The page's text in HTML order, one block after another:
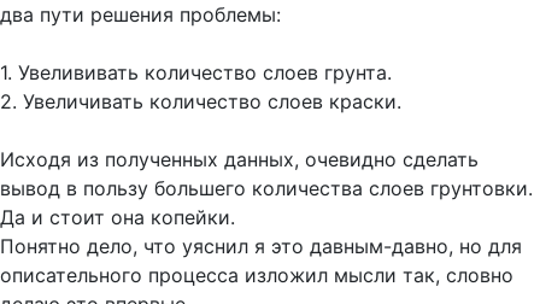
два пути решения проблемы:
1. Увелививать количество слоев грунта.
2. Увеличивать количество слоев краски.
Исходя из полученных данных, очевидно сделать
вывод в пользу большего количества слоев грунтовки.
Да и стоит она копейки.
Понятно дело, что уяснил я это давным-давно, но для
описательного процесса изложил мысли так, словно